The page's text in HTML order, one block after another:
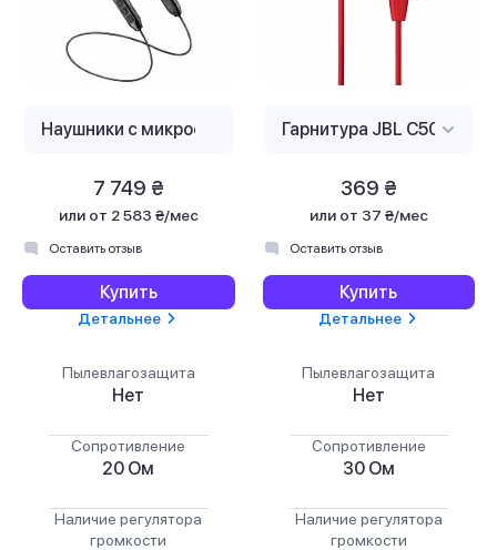
7 749 ₴
или от 2 583 ₴/мес
Оставить отзыв
Купить
Детальнее
Пылевлагозащита
Нет
Сопротивление
20 Ом
Наличие регулятора
громкости
369 ₴
или от 37 ₴/мес
Оставить отзыв
Купить
Детальнее
Пылевлагозащита
Нет
Сопротивление
30 Ом
Наличие регулятора
громкости